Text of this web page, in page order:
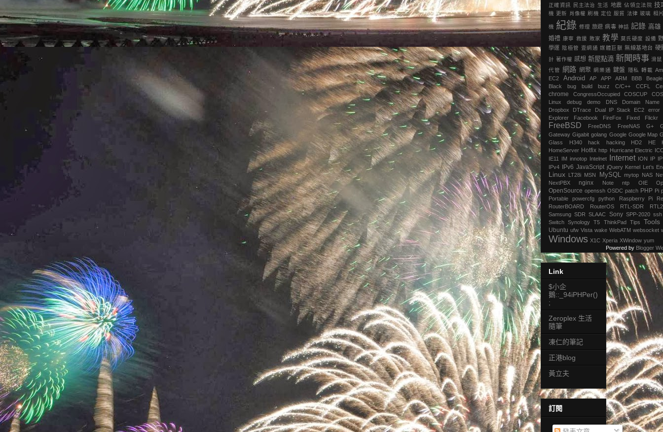
正確資訊
民主法治 生活 地震 ‎佔領立法院‬ 技
機 更新 肖像權 刷機 定位 服貿 法律 玻璃 相
機 紀錄 修理 旅遊 病毒 神話 記錄 高雄
婚禮 康寧 救援 敗家 教學 莫氏硬度 設備
學運 陰極管 壹網通 媒體巨獸 無線基地台 硬
計 著作權 感想 新屋點滴 新聞時事 滑鼠
代管 網路 網聚 網樂通 鍵盤 隱私 轉載
EC2
Android AP APP ARM BBB
Black
bug build buzz C/C++ CCFL
chrome ‎CongressOccupied COSCUP
Linux
debug demo DNS
Domain Name
Dropbox
DTrace Dual IP Stack EC2
error
Explorer
Facebook FireFox Fixed Flickr
FreeBSD FreeDNS FreeNAS G+
Gateway Gigabit golang Google Google Map
Glass
H340 hack hacking HD2 HE
HomeServer Hotfix http Hurricane Electric
IE11
IM innotop Intelnet Internet ION IP
IPv4
IPv6 JavaScript jQuery Kernel Let’s
Linux LT28i MSN MySQL mytop NAS
NextPBX
nginx Note ntp OIE
OpenSource openssh OSDC patch PHP Pi
Portable
powercfg python Raspberry Pi
RouterBOARD
RouterOS RTL-SDR
Samsung SDR SLAAC Sony SPP-2020 ssh
Switch Synology T5 ThinkPad Tips Tools
Ubuntu ufw Vista wake WebATM websocket
Windows X1C Xperia XWindow yum
Powered by Blogger
Link
$小企
鵝::_94iPHPer()
;
Zeroplex 生活
隨筆
凍仁的筆記
正港blog
黃立夫
訂閱